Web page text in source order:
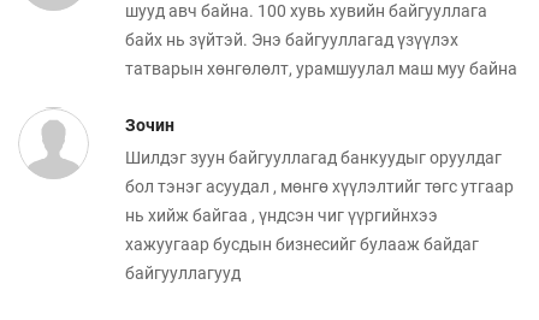
шууд авч байна. 100 хувь хувийн байгууллага
байх нь зүйтэй. Энэ байгууллагад үзүүлэх
татварын хөнгөлөлт, урамшуулал маш муу байна
Зочин
Шилдэг зуун байгууллагад банкуудыг оруулдаг
бол тэнэг асуудал , мөнгө хүүлэлтийг төгс утгаар
нь хийж байгаа , үндсэн чиг үүргийнхээ
хажуугаар бусдын бизнесийг булааж байдаг
байгууллагууд